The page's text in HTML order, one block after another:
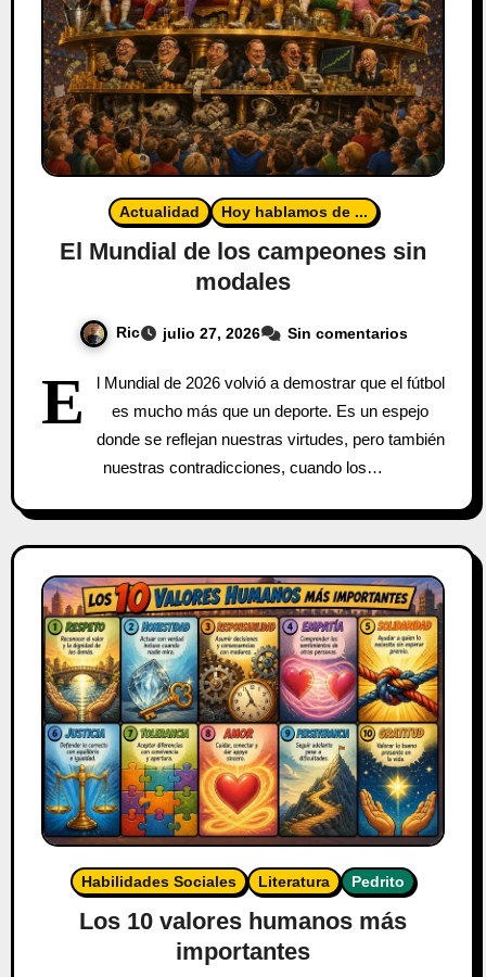
Actualidad Hoy hablamos de ...
El Mundial de los campeones sin
modales
Ric julio 27, 2026 Sin comentarios
E
l Mundial de 2026 volvió a demostrar que el fútbol
es mucho más que un deporte. Es un espejo
donde se reflejan nuestras virtudes, pero también
nuestras contradicciones, cuando los…
Habilidades Sociales Literatura Pedrito
Los 10 valores humanos más
importantes